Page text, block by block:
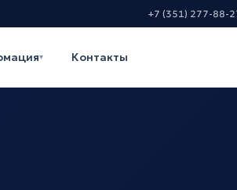
+7 (351) 277-88-
▾ Контакты